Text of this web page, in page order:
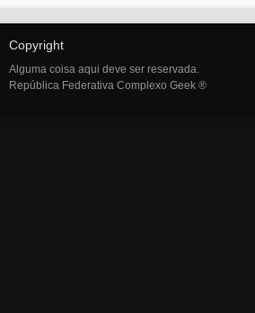
Copyright
Alguma coisa aqui deve ser reservada.
República Federativa Complexo Geek ®